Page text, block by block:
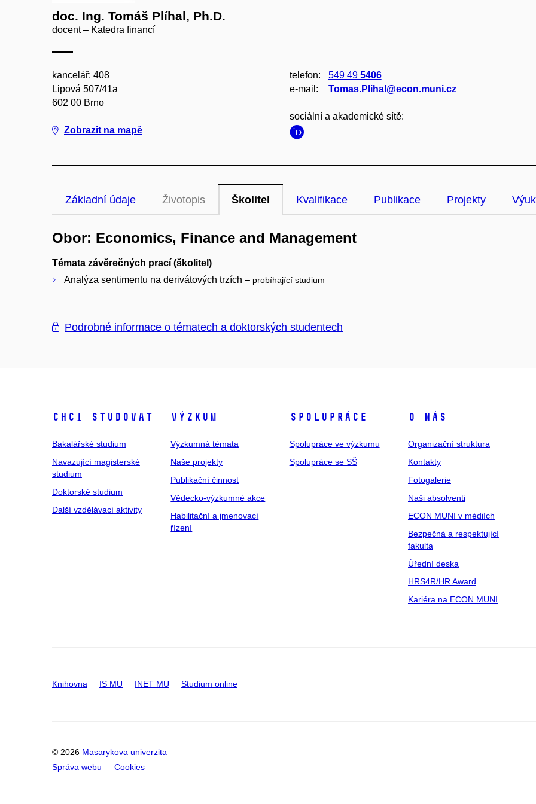
doc. Ing. Tomáš Plíhal, Ph.D.
docent – Katedra financí
kancelář: 408
Lipová 507/41a
602 00 Brno
Zobrazit na mapě
telefon: 549 49 5406
e‑mail:
Tomas.Plihal@econ.muni.cz
sociální a akademické sítě:
Základní údaje Životopis Školitel Kvalifikace Publikace Projekty
Obor: Economics, Finance and Management
Témata závěrečných prací (školitel)
Analýza sentimentu na derivátových trzích – probíhající studium
Podrobné informace o tématech a doktorských studentech
Chci studovat
Bakalářské studium
Navazující magisterské
studium
Doktorské studium
Další vzdělávací aktivity
Výzkum
Výzkumná témata
Naše projekty
Publikační činnost
Vědecko-výzkumné akce
Habilitační a jmenovací
řízení
Spolupráce
Spolupráce ve výzkumu
Spolupráce se SŠ
O nás
Organizační struktura
Kontakty
Fotogalerie
Naši absolventi
ECON MUNI v médiích
Bezpečná a respektující
fakulta
Úřední deska
HRS4R/HR Award
Kariéra na ECON MUNI
Knihovna IS MU INET MU Studium online
© 2026 Masarykova univerzita
Správa webu
Cookies